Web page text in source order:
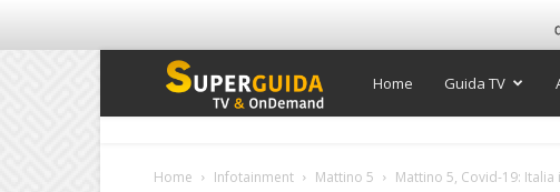
Super
Home Guida TV
Home Infotainment Mattino 5 Mattino 5, Covid-19: Italia